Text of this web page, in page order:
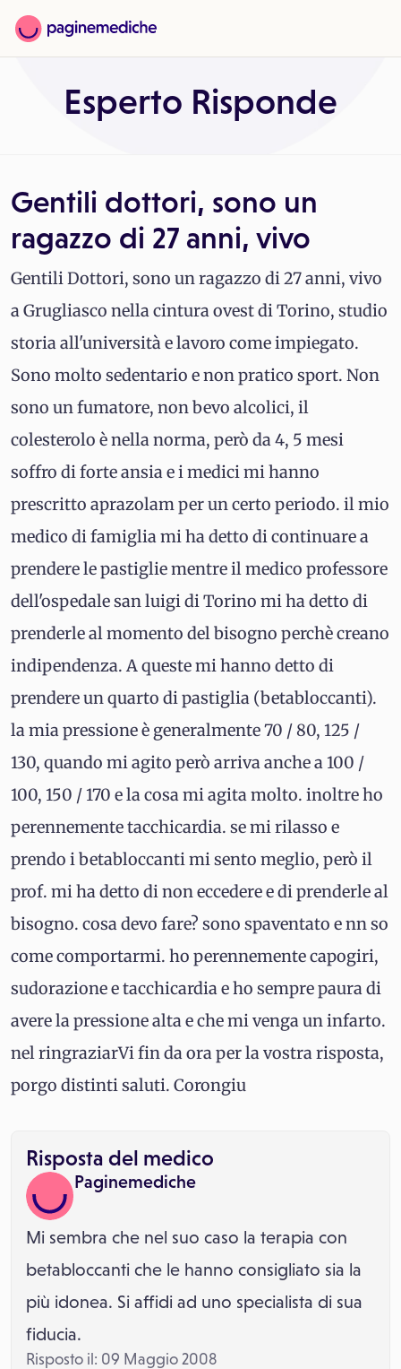
Esperto Risponde
Gentili dottori, sono un
ragazzo di 27 anni, vivo
Gentili Dottori, sono un ragazzo di 27 anni, vivo
a Grugliasco nella cintura ovest di Torino, studio
storia all'università e lavoro come impiegato.
Sono molto sedentario e non pratico sport. Non
sono un fumatore, non bevo alcolici, il
colesterolo è nella norma, però da 4, 5 mesi
soffro di forte ansia e i medici mi hanno
prescritto aprazolam per un certo periodo. il mio
medico di famiglia mi ha detto di continuare a
prendere le pastiglie mentre il medico professore
dell'ospedale san luigi di Torino mi ha detto di
prenderle al momento del bisogno perchè creano
indipendenza. A queste mi hanno detto di
prendere un quarto di pastiglia (betabloccanti).
la mia pressione è generalmente 70 / 80, 125 /
130, quando mi agito però arriva anche a 100 /
100, 150 / 170 e la cosa mi agita molto. inoltre ho
perennemente tacchicardia. se mi rilasso e
prendo i betabloccanti mi sento meglio, però il
prof. mi ha detto di non eccedere e di prenderle al
bisogno. cosa devo fare? sono spaventato e nn so
come comportarmi. ho perennemente capogiri,
sudorazione e tacchicardia e ho sempre paura di
avere la pressione alta e che mi venga un infarto.
nel ringraziarVi fin da ora per la vostra risposta,
porgo distinti saluti. Corongiu
Risposta del medico
Paginemediche
Mi sembra che nel suo caso la terapia con
betabloccanti che le hanno consigliato sia la
più idonea. Si affidi ad uno specialista di sua
fiducia.
Risposto il: 09 Maggio 2008